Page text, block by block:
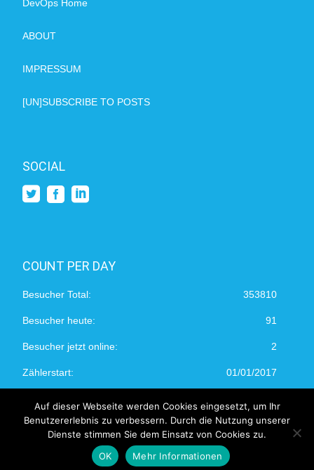
DevOps Home
ABOUT
IMPRESSUM
[UN]SUBSCRIBE TO POSTS
SOCIAL
COUNT PER DAY
353810
Besucher Total:
91
Besucher heute:
2
Besucher jetzt online:
01/01/2017
Zählerstart:
©2026 | devops.ch
Auf dieser Webseite werden Cookies eingesetzt, um Ihr
Benutzererlebnis zu verbessern. Durch die Nutzung unserer
Dienste stimmen Sie dem Einsatz von Cookies zu.
OK
Mehr Informationen